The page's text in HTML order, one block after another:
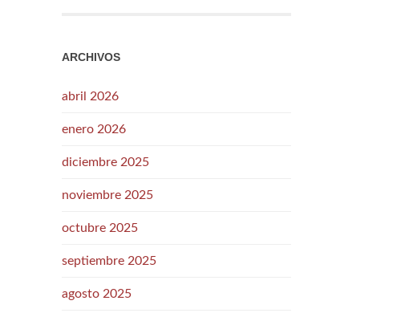
ARCHIVOS
abril 2026
enero 2026
diciembre 2025
noviembre 2025
octubre 2025
septiembre 2025
agosto 2025